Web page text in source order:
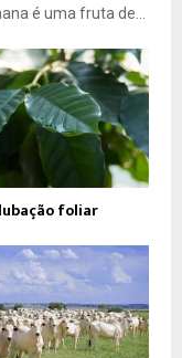
é uma fruta de...
foliar